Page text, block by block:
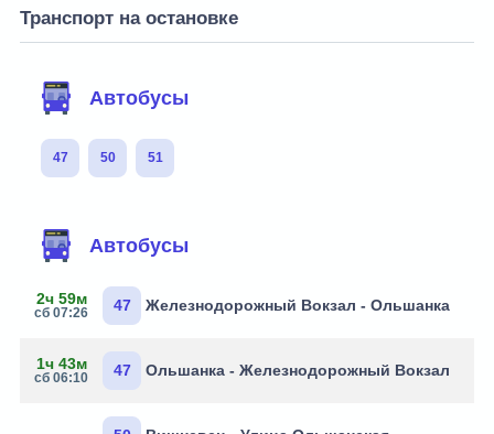
Транспорт на остановке
Автобусы
47 50 51
Автобусы
2ч 59м
сб 07:26 47 Железнодорожный Вокзал - Ольшанка
1ч 43м
сб 06:10 47 Ольшанка - Железнодорожный Вокзал